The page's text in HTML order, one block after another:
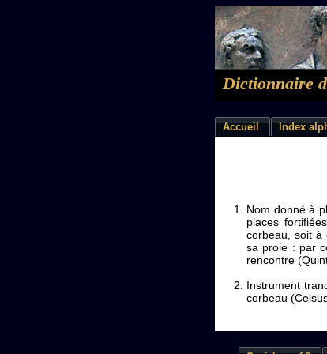
Dictionnaire
Accueil Index
Nom donné à
places
corbeau, soit à
sa proie : par
rencontre
Instrument
corbeau